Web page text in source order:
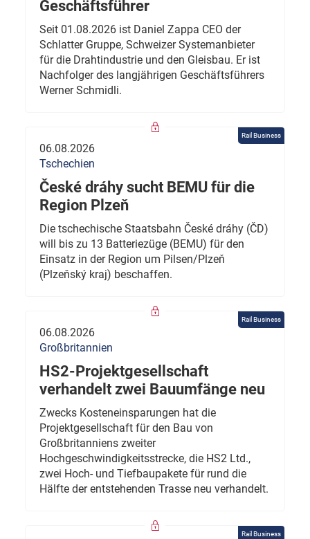
Geschäftsführer
Seit 01.08.2026 ist Daniel Zappa CEO der
Schlatter Gruppe, Schweizer Systemanbieter
für die Drahtindustrie und den Gleisbau. Er ist
Nachfolger des langjährigen Geschäftsführers
Werner Schmidli.
Rail Business
06.08.2026
Tschechien
České dráhy sucht BEMU für die
Region Plzeň
Die tschechische Staatsbahn České dráhy (ČD)
will bis zu 13 Batteriezüge (BEMU) für den
Einsatz in der Region um Pilsen/Plzeň
(Plzeňský kraj) beschaffen.
Rail Business
06.08.2026
Großbritannien
HS2-Projektgesellschaft
verhandelt zwei Bauumfänge neu
Zwecks Kosteneinsparungen hat die
Projektgesellschaft für den Bau von
Großbritanniens zweiter
Hochgeschwindigkeitsstrecke, die HS2 Ltd.,
zwei Hoch- und Tiefbaupakete für rund die
Hälfte der entstehenden Trasse neu verhandelt.
Rail Business